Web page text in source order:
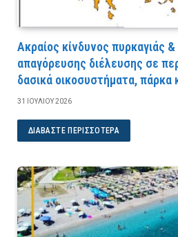
Ακραίος κίνδυνος πυρκαγιάς
απαγόρευσης διέλευσης σε
δασικά οικοσυστήματα, πάρκα
31 ΙΟΥΛΊΟΥ 2026
ΔΙΑΒΆΣΤΕ ΠΕΡΙΣΣΌΤΕΡΑ